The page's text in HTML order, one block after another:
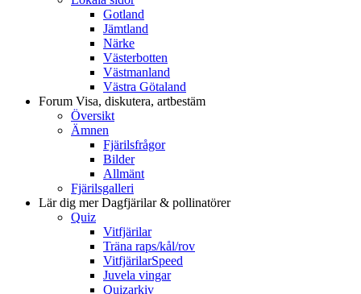
Gotland
Jämtland
Närke
Västerbotten
Västmanland
Västra Götaland
Forum Visa, diskutera, artbestäm
Översikt
Ämnen
Fjärilsfrågor
Bilder
Allmänt
Fjärilsgalleri
Lär dig merDagfjärilar & pollinatörer
Quiz
Vitfjärilar
Träna raps/kål/rov
VitfjärilarSpeed
Juvela vingar
Quizarkiv